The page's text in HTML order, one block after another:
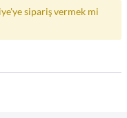
sipariş vermek mi